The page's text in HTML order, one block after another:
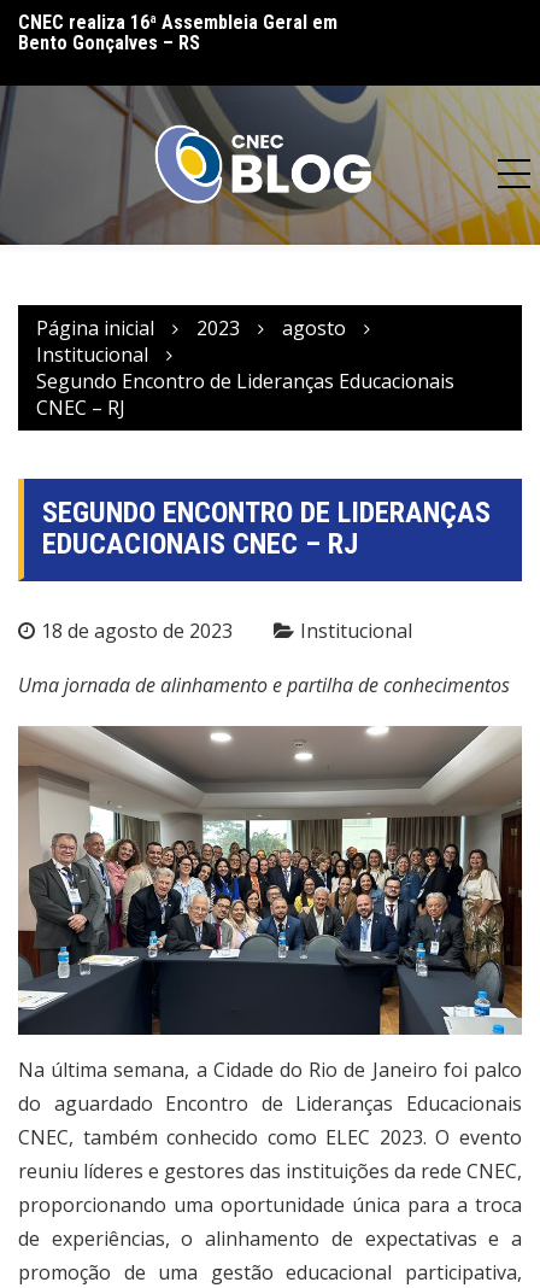
CNEC realiza 16ª Assembleia Geral em
Bento Gonçalves – RS
Página inicial 2023
agosto
Institucional
Segundo Encontro de Lideranças Educacionais
CNEC – RJ
SEGUNDO ENCONTRO DE LIDERANÇAS
EDUCACIONAIS CNEC – RJ
18 de agosto de 2023 Institucional
Uma jornada de alinhamento e partilha de conhecimentos
Na última semana, a Cidade do Rio de Janeiro foi palco
do aguardado Encontro de Lideranças Educacionais
CNEC, também conhecido como ELEC 2023. O evento
reuniu líderes e gestores das instituições da rede CNEC,
proporcionando uma oportunidade única para a troca
de experiências, o alinhamento de expectativas e a
promoção de uma gestão educacional participativa,